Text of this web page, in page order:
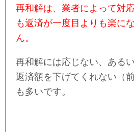
再和解は、業者によって対
も返済が一度目よりも楽に
ん。
再和解には応じない、ある
返済額を下げてくれない（
も多いです。